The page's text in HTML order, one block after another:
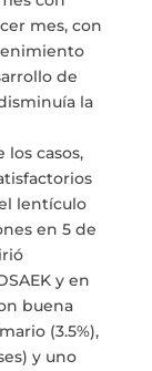
mes, con
de
la
casos,
lentículo
en 5 de
y en
buena
(3.5%),
y uno